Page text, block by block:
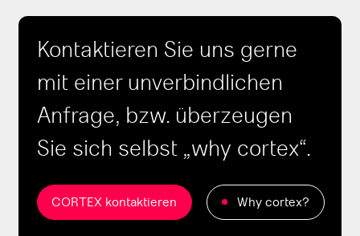
Kontaktieren Sie uns gerne
mit einer unverbindlichen
Anfrage, bzw. überzeugen
Sie sich selbst „why cortex“.
CORTEX kontaktieren Why cortex?